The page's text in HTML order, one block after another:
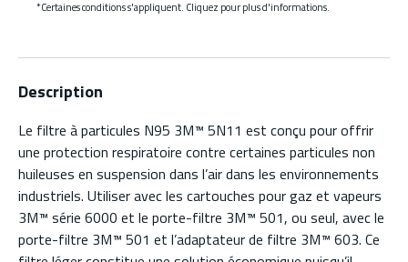
*Certaines conditions s'appliquent. Cliquez pour plus d'informations.
Description
Le filtre à particules N95 3M™ 5N11 est conçu pour offrir
une protection respiratoire contre certaines particules non
huileuses en suspension dans l’air dans les environnements
industriels. Utiliser avec les cartouches pour gaz et vapeurs
3M™ série 6000 et le porte-filtre 3M™ 501, ou seul, avec le
porte-filtre 3M™ 501 et l’adaptateur de filtre 3M™ 603. Ce